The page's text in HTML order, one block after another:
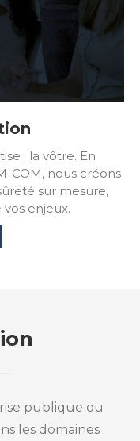
: la vôtre. En
COM, nous créons
sur mesure,
enjeux.
publique ou
les domaines